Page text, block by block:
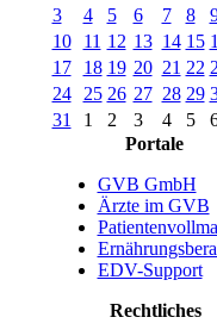
3
4 5 6 7 8
10
11 12 13 14 15
17
18 19 20 21 22
24
25 26 27 28 29
31
1 2 3 4 5
Portale
GVB GmbH
Ärzte im GVB
EDV-Support
Rechtliches